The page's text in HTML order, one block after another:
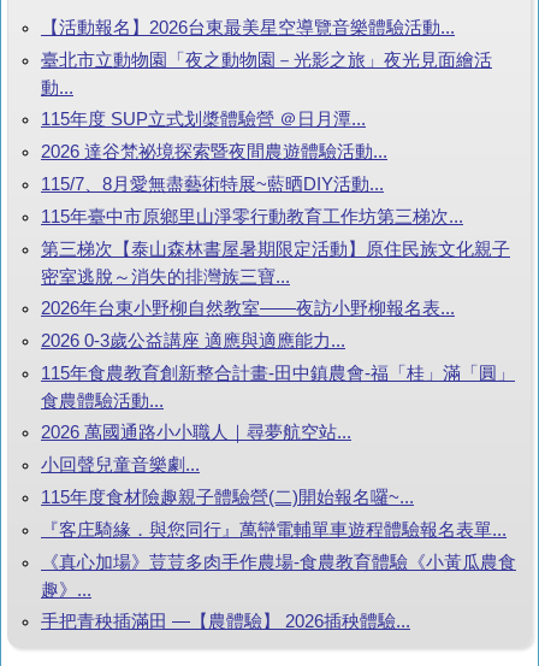
【活動報名】2026台東最美星空導覽音樂體驗活動...
臺北市立動物園「夜之動物園－光影之旅」夜光見面繪活
動...
115年度 SUP立式划槳體驗營 ＠日月潭...
2026 達谷梵祕境探索暨夜間農遊體驗活動...
115/7、8月愛無盡藝術特展~藍晒DIY活動...
115年臺中市原鄉里山淨零行動教育工作坊第三梯次...
第三梯次【泰山森林書屋暑期限定活動】原住民族文化親子
密室逃脫～消失的排灣族三寶...
2026年台東小野柳自然教室——夜訪小野柳報名表...
2026 0-3歲公益講座 適應與適應能力...
115年食農教育創新整合計畫-田中鎮農會-福「桂」滿「圓」
食農體驗活動...
2026 萬國通路小小職人｜尋夢航空站...
小回聲兒童音樂劇...
115年度食材險趣親子體驗營(二)開始報名囉~...
『客庄騎緣．與您同行』萬巒電輔單車遊程體驗報名表單...
《真心加場》荳荳多肉手作農場-食農教育體驗《小黃瓜農食
趣》...
手把青秧插滿田 —【農體驗】 2026插秧體驗...